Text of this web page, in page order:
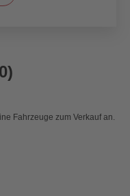
Fahrzeuge zum Verkauf an.